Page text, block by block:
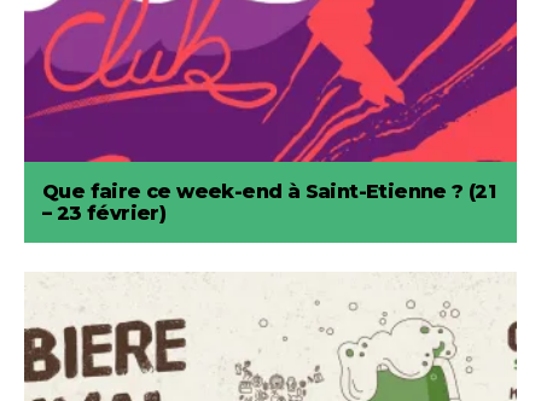
Que faire ce week-end à Saint-Etienne ? (21
– 23 février)